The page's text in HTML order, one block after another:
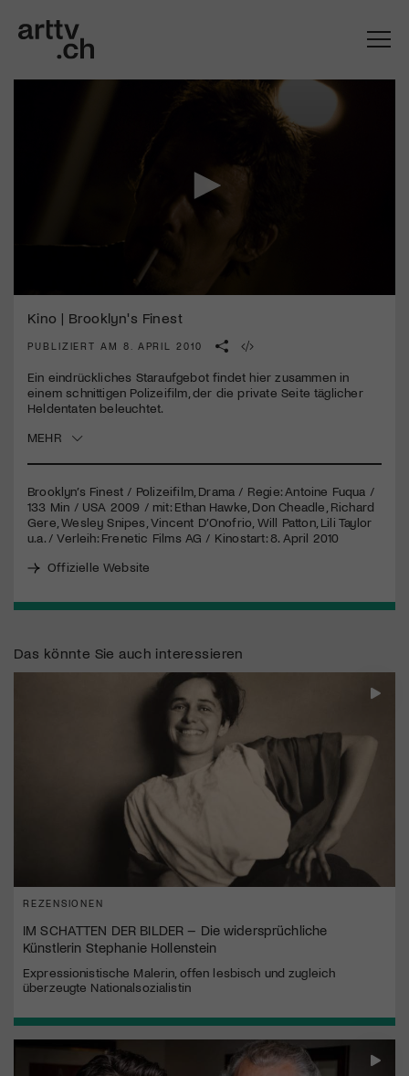
seconds
24
seconds
Kino | Brooklyn's Finest
PUBLIZIERT AM 8. APRIL 2010
Ein eindrückliches Staraufgebot findet hier zusammen in
einem schnittigen Polizeifilm, der die private Seite täglicher
Heldentaten beleuchtet.
MEHR
Brooklyn’s Finest / Polizeifilm, Drama / Regie: Antoine Fuqua /
133 Min / USA 2009 / mit: Ethan Hawke, Don Cheadle, Richard
Gere, Wesley Snipes, Vincent D’Onofrio, Will Patton, Lili Taylor
u.a. / Verleih: Frenetic Films AG / Kinostart: 8. April 2010
Offizielle Website
Das könnte Sie auch interessieren
REZENSIONEN
IM SCHATTEN DER BILDER – Die widersprüchliche
Künstlerin Stephanie Hollenstein
Expressionistische Malerin, offen lesbisch und zugleich
überzeugte Nationalsozialistin
Mach mit: «Be Part of the Art»!
Engagiere dich als Kulturliebhaber:in, Kulturschaffende(r) oder
Mit deiner Mitgliedschaft erhältst du kostenlosen Zugang zu
diversen Kulturevents.